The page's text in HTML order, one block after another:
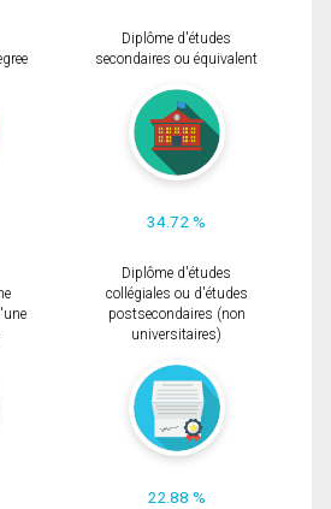
Diplôme d'études
secondaires ou équivalent
34.72 %
Diplôme d'études
collégiales ou d'études
postsecondaires (non
universitaires)
22.88 %